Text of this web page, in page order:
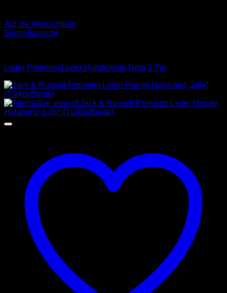
Auf die Wunschliste
Schnellansicht
Leder Premium Leder Hundeleine Nora 1,7m